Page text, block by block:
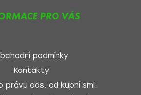
PRO VÁS
podmínky
Kontakty
právu ods. od kupní sml.